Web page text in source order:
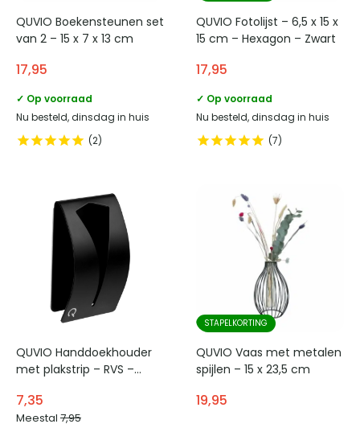
QUVIO Boekensteunen set
van 2 – 15 x 7 x 13 cm
17,95
✓ Op voorraad
Nu besteld, dinsdag in huis
2
QUVIO Fotolijst – 6,5 x 15 x
15 cm – Hexagon – Zwart
17,95
✓ Op voorraad
Nu besteld, dinsdag in huis
7
QUVIO Handdoekhouder
met plakstrip – RVS –
7,35
Meestal 7,95
STAPELKORTING
QUVIO Vaas met metalen
spijlen – 15 x 23,5 cm
19,95